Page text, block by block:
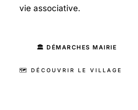
vie associative.
🏛️ DÉMARCHES MAIRIE
🗺️ DÉCOUVRIR LE VILLAGE